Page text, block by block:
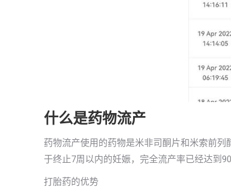
什么是药物流产
药物流产使用的药物是米非司酮片和米索前
于终止7周以内的妊娠，完全流产率已经达到
打胎药的优势